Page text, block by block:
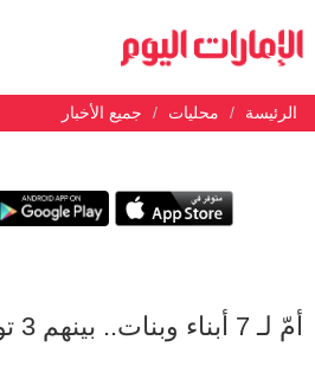
الرئيسة محليات جميع الأخبار
أمّ لـ 7 أبناء وبنات.. بينهم 3 توائم